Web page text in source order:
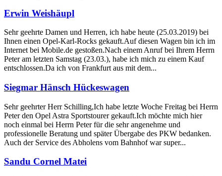
Erwin Weishäupl
Sehr geehrte Damen und Herren, ich habe heute (25.03.2019) bei
Ihnen einen Opel-Karl-Rocks gekauft.Auf diesen Wagen bin ich im
Internet bei Mobile.de gestoßen.Nach einem Anruf bei Ihrem Herrn
Peter am letzten Samstag (23.03.), habe ich mich zu einem Kauf
entschlossen.Da ich von Frankfurt aus mit dem...
Siegmar Hänsch Hückeswagen
Sehr geehrter Herr Schilling,Ich habe letzte Woche Freitag bei Herrn
Peter den Opel Astra Sportstourer gekauft.Ich möchte mich hier
noch einmal bei Herrn Peter für die sehr angenehme und
professionelle Beratung und später Übergabe des PKW bedanken.
Auch der Service des Abholens vom Bahnhof war super...
Sandu Cornel Matei